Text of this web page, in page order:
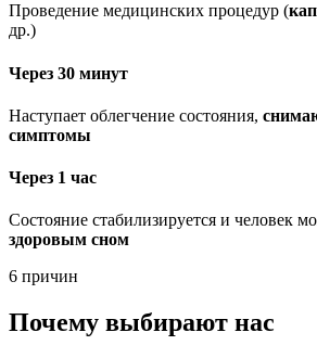
Проведение медицинских процедур (
др.)
Через 30 минут
Наступает облегчение состояния,
симптомы
Через 1 час
Состояние стабилизируется и человек
здоровым сном
6 причин
Почему выбирают нас